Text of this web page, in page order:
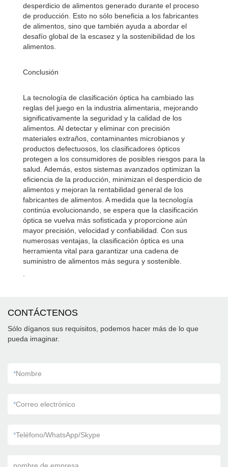
desperdicio de alimentos generado durante el proceso
de producción. Esto no sólo beneficia a los fabricantes
de alimentos, sino que también ayuda a abordar el
desafío global de la escasez y la sostenibilidad de los
alimentos.
Conclusión
La tecnología de clasificación óptica ha cambiado las
reglas del juego en la industria alimentaria, mejorando
significativamente la seguridad y la calidad de los
alimentos. Al detectar y eliminar con precisión
materiales extraños, contaminantes microbianos y
productos defectuosos, los clasificadores ópticos
protegen a los consumidores de posibles riesgos para la
salud. Además, estos sistemas avanzados optimizan la
eficiencia de la producción, minimizan el desperdicio de
alimentos y mejoran la rentabilidad general de los
fabricantes de alimentos. A medida que la tecnología
continúa evolucionando, se espera que la clasificación
óptica se vuelva más sofisticada y proporcione aún
mayor precisión, velocidad y confiabilidad. Con sus
numerosas ventajas, la clasificación óptica es una
herramienta vital para garantizar una cadena de
suministro de alimentos más segura y sostenible.
CONTÁCTENOS
Sólo díganos sus requisitos, podemos hacer más de lo que
pueda imaginar.
*Nombre
*Correo electrónico
*Teléfono/WhatsApp/Skype